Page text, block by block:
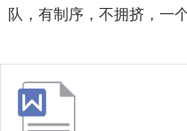
队，有制序，不拥挤，一